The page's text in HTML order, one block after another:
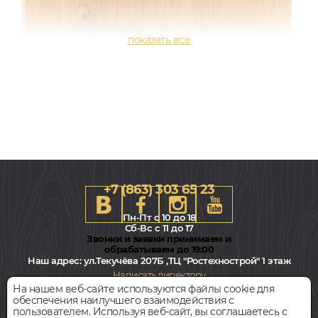
232x1227, 2,5мм
0,5, Дуб, Однополосный, Водостойкий
+7 (863) 303 65 23
Пн-Пт с 10 до 18
Сб-Вс с 11 до 17
Звонки и заявки принимаем и
обрабатываем до 19:00
Наш адрес:ул.Текучёва 207Б ,ТЦ "Ростехнострой" 1 этаж
Написать директору
Всегда свободная парковка
На нашем веб-сайте используются файлы cookie для
обеспечения наилучшего взаимодействия с
пользователем. Используя веб-сайт, вы соглашаетесь с